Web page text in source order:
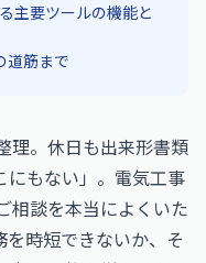
主要ツールの機能と
道筋まで
理。休日も出来形書類
にもない」。電気工事
相談を本当によくいた
を時短できないか、そ